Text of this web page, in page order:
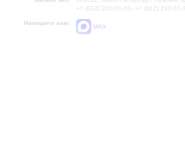
+7 (812) 240-01-00, +7 (812) 240-01-
Напишите нам:
MAX